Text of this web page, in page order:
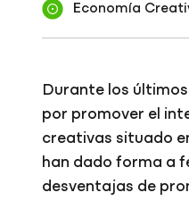
Economía
Durante los
por promover el
creativas situado
han dado forma a
desventajas de